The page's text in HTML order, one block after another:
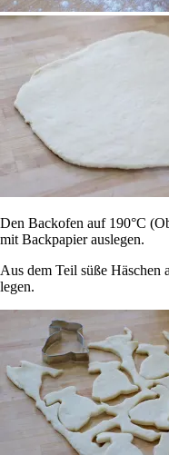
Den Backofen auf 190°C
mit Backpapier auslegen.
Aus dem Teil süße Häschen
legen.